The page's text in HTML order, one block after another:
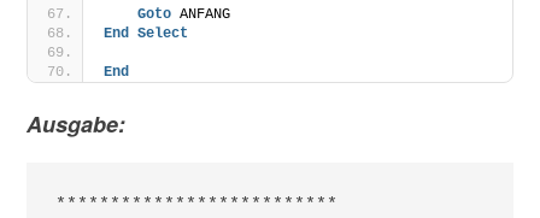
Goto ANFANG
End Select
End
Ausgabe:
**************************